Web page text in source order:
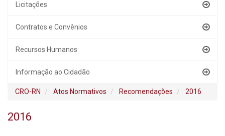
Licitações
Contratos e Convênios
Recursos Humanos
Informação ao Cidadão
CRO-RN Atos Normativos Recomendações 2016
2016